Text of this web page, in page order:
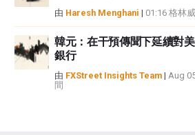
由 Haresh Menghani | 01:16 格林
韓元：在干預傳聞下延續對
銀行
由 FXStreet Insights Team | Aug
間